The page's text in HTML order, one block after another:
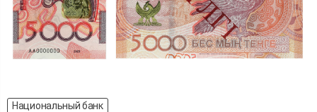
Национальный банк